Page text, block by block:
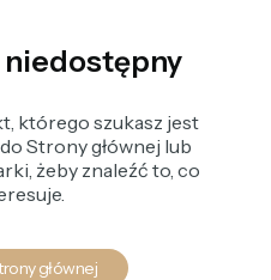
którego szukasz jest
Strony głównej lub
żeby znaleźć to, co
głównej